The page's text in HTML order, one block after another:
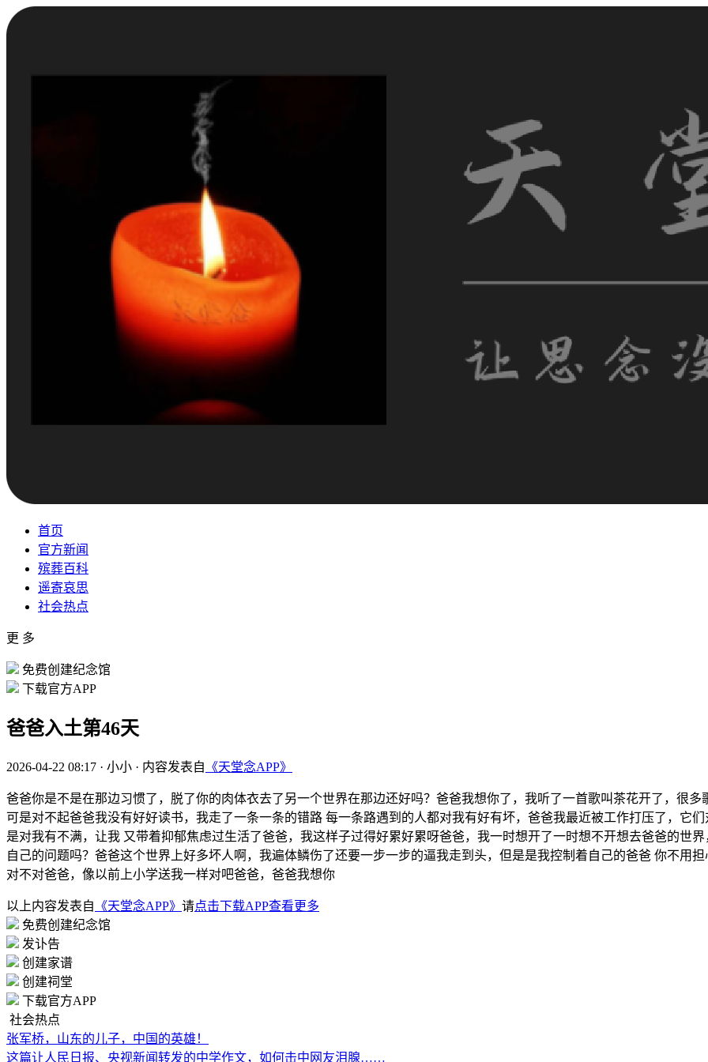
首页
官方新闻
殡葬百科
遥寄哀思
社会热点
更 多
免费创建纪念馆
下载官方APP
爸爸入土第46天
2026-04-22 08:17 · 小小 · 内容发表自 《天堂念APP》
爸爸你是不是在那边习惯了，脱了你的肉体衣去了另一个世界在那边还好吗？爸爸我想你了，我听了一首歌叫茶花开了，很
可是对不起爸爸我没有好好读书，我走了一条一条的错路 每一条路遇到的人都对我有好有坏，爸爸我最近被工作打压了，它
是对我有不满，让我 又带着抑郁焦虑过生活了爸爸，我这样子过得好累好累呀爸爸，我一时想开了一时想不开想去爸爸的世
自己的问题吗？爸爸这个世界上好多坏人啊，我遍体鳞伤了还要一步一步的逼我走到头，但是是我控制着自己的爸爸 你不用
对不对爸爸，像以前上小学送我一样对吧爸爸，爸爸我想你
以上内容发表自 《天堂念APP》 请点击下载APP查看更多
免费创建纪念馆
发讣告
创建家谱
创建祠堂
下载官方APP
社会热点
张军桥，山东的儿子，中国的英雄！
这篇让人民日报、央视新闻转发的中学作文，如何击中网友泪腺……